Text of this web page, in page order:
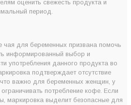
оценить свежесть продукта и
период.
чая для беременных призвана помочь
информированный выбор и
употребления данного продукта во
подтверждает отсутствие
важно для беременных женщин, у
потребление кофе. Если
маркировка выделит безопасные для